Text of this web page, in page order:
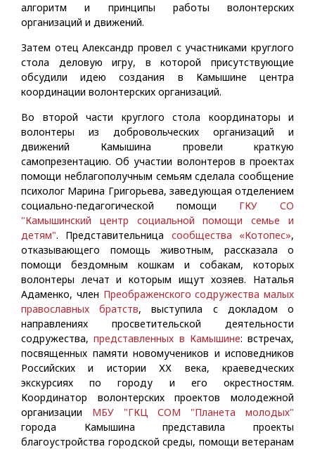
алгоритм и принципы работы волонтерских
организаций и движений.
Затем отец Александр провел с участниками круглого
стола деловую игру, в которой присутствующие
обсудили идею создания в Камышине центра
координации волонтерских организаций.
Во второй части круглого стола координаторы и
волонтеры из добровольческих организаций и
движений Камышина провели краткую
самопрезентацию. Об участии волонтеров в проектах
помощи неблагополучным семьям сделала сообщение
психолог Марина Григорьева, заведующая отделением
социально-педагогической помощи ГКУ СО
"Камышинский центр социальной помощи семье и
детям". Представительница сообщества «Котопес»,
отказывающего помощь животным, рассказала о
помощи бездомным кошкам и собакам, которых
волонтеры лечат и которым ищут хозяев. Наталья
Адаменко, член Преображенского содружества малых
православных братств, выступила с докладом о
направлениях просветительской деятельности
содружества,представленных в Камышине: встречах,
посвященных памяти новомучеников и исповедников
Российских и истории ХХ века, краеведческих
экскурсиях по городу и его окрестностям.
Координатор волонтерских проектов молодежной
организации МБУ "ГКЦ СОМ "Планета молодых"
города Камышина представила проекты
благоустройства городской среды, помощи ветеранам